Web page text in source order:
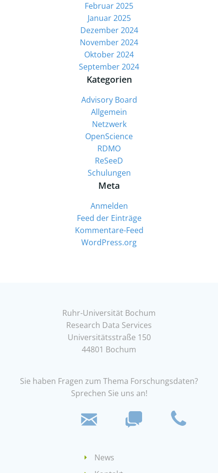
Februar 2025
Januar 2025
Dezember 2024
November 2024
Oktober 2024
September 2024
Kategorien
Advisory Board
Allgemein
Netzwerk
OpenScience
RDMO
ReSeeD
Schulungen
Meta
Anmelden
Feed der Einträge
Kommentare-Feed
WordPress.org
Ruhr-Universität Bochum
Research Data Services
Universitätsstraße 150
44801 Bochum
Sie haben Fragen zum Thema Forschungsdaten?
Sprechen Sie uns an!
News